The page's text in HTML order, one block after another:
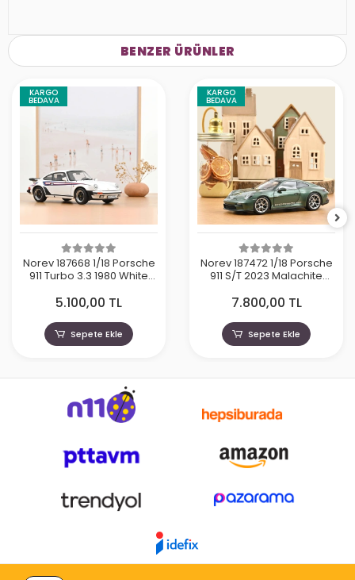
BENZER ÜRÜNLER
KARGO
BEDAVA
Norev 187668 1/18 Porsche
911 Turbo 3.3 1980 White
5.100,00 TL
Sepete Ekle
KARGO
BEDAVA
Norev 187472 1/18 Porsche
911 S/T 2023 Malachite
7.800,00 TL
Sepete Ekle